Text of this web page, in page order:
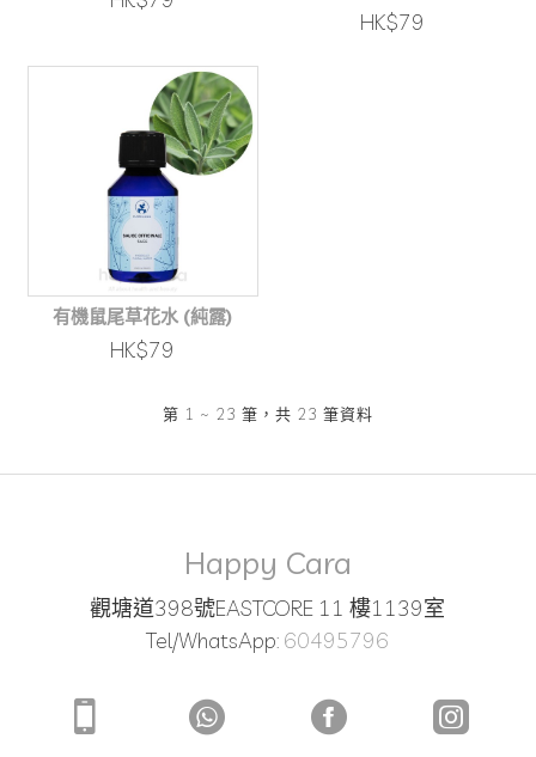
HK$79
有機鼠尾草花水 (純露)
HK$79
第 1 ~ 23 筆，共 23 筆資料
Happy Cara
觀塘道398號EASTCORE 11 樓1139室
Tel/WhatsApp: 60495796